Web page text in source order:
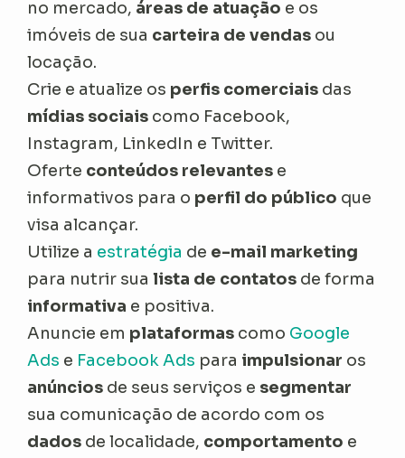
no mercado, áreas de atuação e os
imóveis de sua carteira de vendas ou
locação.
Crie e atualize os perfis comerciais das
mídias sociais como Facebook,
Instagram, LinkedIn e Twitter.
Oferte conteúdos relevantes e
informativos para o perfil do público que
visa alcançar.
Utilize a estratégia de e-mail marketing
para nutrir sua lista de contatos de forma
informativa e positiva.
Anuncie em plataformas como Google
Ads e Facebook Ads para impulsionar os
anúncios de seus serviços e segmentar
sua comunicação de acordo com os
dados de localidade, comportamento e